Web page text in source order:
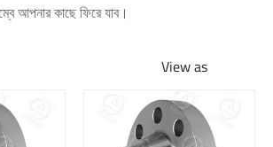
আপনার কাছে ফিরে যাব।
View as